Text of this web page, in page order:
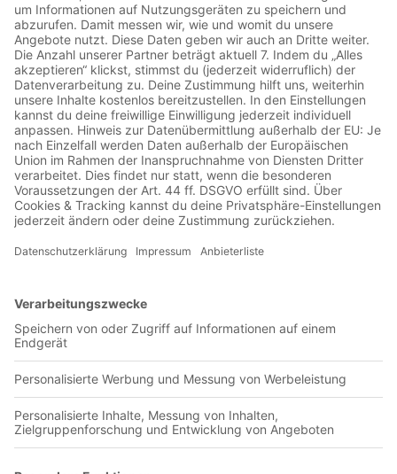
01:20:28
Heute ist Tobi Steer zu Gast vom SV Landshut. Der gebürtige
Landhuter berichtet uns, wie die letzte Saison in der
Landesliga Mitte gelaufen ist. Warum die Defensive so
entscheidend war für den Aufstieg und wie die Mannschaft
den Mallorcatrip verkraftet hat. Außerdem geht es um seine